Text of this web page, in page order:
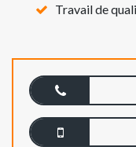
Travail de